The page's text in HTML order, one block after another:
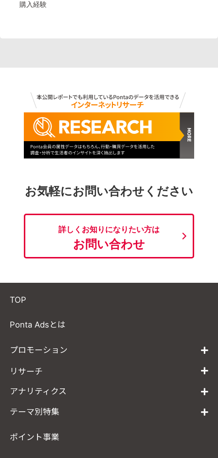
購入経験
お気軽にお問い合わせください
詳しくお知りになりたい方は
お問い合わせ
TOP
Ponta Adsとは
プロモーション
リサーチ
アナリティクス
テーマ別特集
ポイント事業